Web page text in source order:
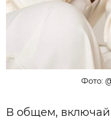
Фото:
В общем, включай